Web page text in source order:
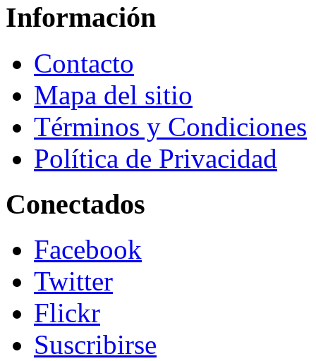
Información
Contacto
Mapa del sitio
Términos y Condiciones
Política de Privacidad
Conectados
Facebook
Twitter
Flickr
Suscribirse